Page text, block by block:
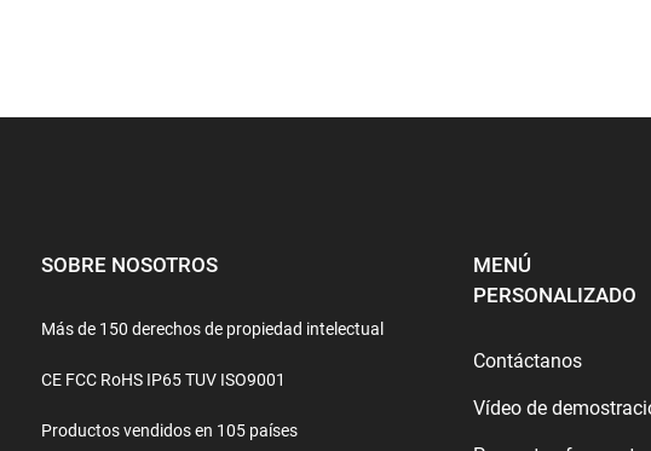
SOBRE NOSOTROS
Más de 150 derechos de propiedad intelectual
CE FCC RoHS IP65 TUV ISO9001
Productos vendidos en 105 países
MENÚ
PERSONALIZADO
Contáctanos
Vídeo de